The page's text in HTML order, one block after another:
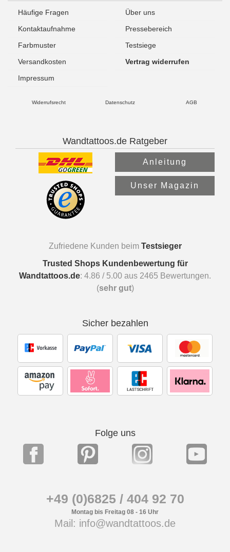
Häufige Fragen
Über uns
Kontaktaufnahme
Pressebereich
Farbmuster
Testsiege
Versandkosten
Vertrag widerrufen
Impressum
Widerrufsrecht Datenschutz AGB
Wandtattoos.de Ratgeber
Anleitung
Unser Magazin
Zufriedene Kunden beim Testsieger
Trusted Shops Kundenbewertung für
Wandtattoos.de: 4.86 / 5.00 aus 2465 Bewertungen.
(sehr gut)
Sicher bezahlen
Folge uns
+49 (0)6825 / 404 92 70
Montag bis Freitag 08 - 16 Uhr
Mail: info@wandtattoos.de